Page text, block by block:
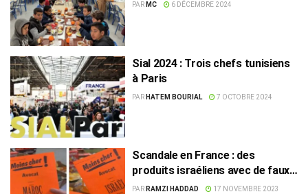
PAR MC 6 DÉCEMBRE 2024
Sial 2024 : Trois chefs tunisiens
à Paris
PAR HATEM BOURIAL 7 OCTOBRE 2024
Scandale en France : des
produits israéliens avec de faux
étiquetages pour contourner le
PAR RAMZI HADDAD 17 NOVEMBRE 2023